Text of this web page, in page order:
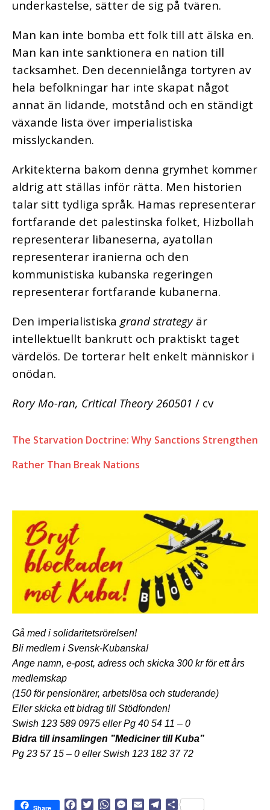
underkastelse, sätter de sig på tvären.
Man kan inte bomba ett folk till att älska en.
Man kan inte sanktionera en nation till
tacksamhet. Den decennielånga tortyren av
hela befolkningar har inte skapat något
annat än lidande, motstånd och en ständigt
växande lista över imperialistiska
misslyckanden.
Arkitekterna bakom denna grymhet kommer
aldrig att ställas inför rätta. Men historien
talar sitt tydliga språk. Hamas representerar
fortfarande det palestinska folket, Hizbollah
representerar libaneserna, ayatollan
representerar iranierna och den
kommunistiska kubanska regeringen
representerar fortfarande kubanerna.
Den imperialistiska grand strategy är
intellektuellt bankrutt och praktiskt taget
värdelös. De torterar helt enkelt människor i
onödan.
Rory Mo-ran, Critical Theory260501 / cv
The Starvation Doctrine: Why Sanctions Strengthen
Rather Than Break Nations
Gå med i solidaritetsrörelsen!
Bli medlem i Svensk-Kubanska!
Ange namn, e-post, adress och skicka 300 kr för ett års
medlemskap
(150 för pensionärer, arbetslösa och studerande)
Eller skicka ett bidrag till Stödfonden!
Swish 123 589 0975 eller Pg 40 54 11 – 0
Bidra till insamlingen ”Mediciner till Kuba”
Pg 23 57 15 – 0 ellerSwish 123 182 37 72
Share
W
M
D